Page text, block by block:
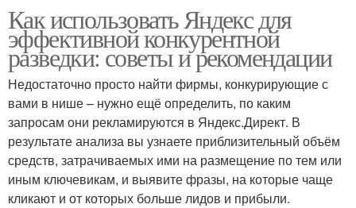
Как использовать Яндекс для
эффективной конкурентной
разведки: советы и рекомендации
Недостаточно просто найти фирмы, конкурирующие с
вами в нише – нужно ещё определить, по каким
запросам они рекламируются в Яндекс.Директ. В
результате анализа вы узнаете приблизительный объём
средств, затрачиваемых ими на размещение по тем или
иным ключевикам, и выявите фразы, на которые чаще
кликают и от которых больше лидов и прибыли.